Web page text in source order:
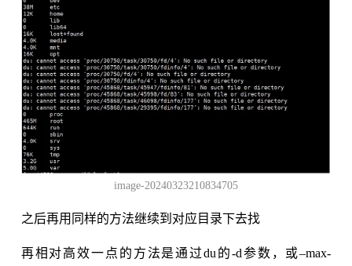
image-20240323210834705
之后再用同样的方法继续到对应目录下去找
再相对高效一点的方法是通过du的-d参数，或–max-